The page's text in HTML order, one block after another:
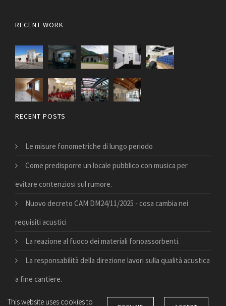
RECENT WORK
RECENT POSTS
Le misure fonometriche di lungo periodo
Come predisporre un locale pubblico con musica per
evitare contenziosi sul rumore.
Nuovo decreto CAM DM24/11/2025 - cosa cambia nei
requisiti acustici
La reazione al fuoco dei materiali fonoassorbenti.
La responsabilità della direzione lavori sulla qualità acustica
a fine cantiere.
This website uses cookies to